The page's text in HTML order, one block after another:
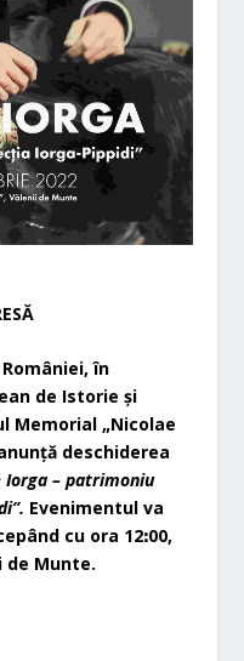
în
de Istorie și
Memorial „Nicolae
deschiderea
Iorga – patrimoniu
Evenimentul va
cu ora 12ꓽ00,
de Munte.